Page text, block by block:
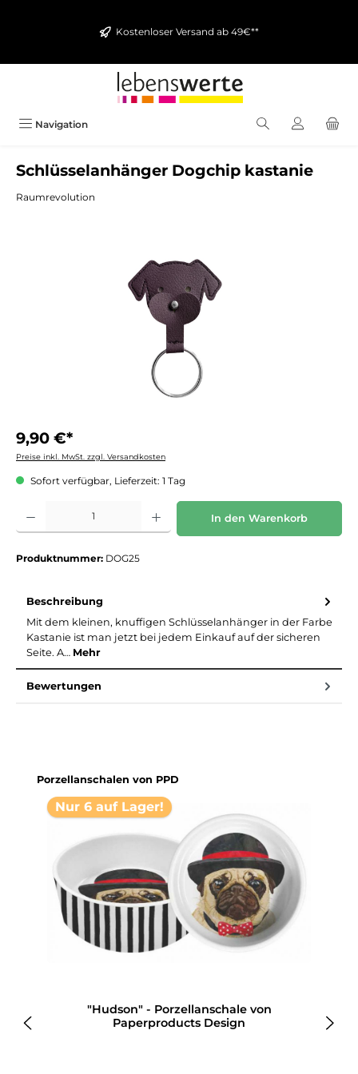
Kostenloser Versand ab 49€**
Navigation
Schlüsselanhänger Dogchip kastanie
Raumrevolution
9,90 €*
Preise inkl. MwSt. zzgl. Versandkosten
Sofort verfügbar, Lieferzeit: 1 Tag
Produkt Anzahl: Gib den gewünschten Wert ein oder benutze die Schaltflächen um
In den Warenkorb
Produktnummer: DOG25
Beschreibung
Mit dem kleinen, knuffigen Schlüsselanhänger in der Farbe
Kastanie ist man jetzt bei jedem Einkauf auf der sicheren
Seite. A… Mehr
Bewertungen
Produktgalerie überspringen
Porzellanschalen von PPD
Nur 6 auf Lager!
"Hudson" - Porzellanschale von
Paperproducts Design